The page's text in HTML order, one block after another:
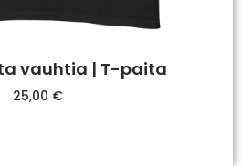
vauhtia | T-paita
25,00 €